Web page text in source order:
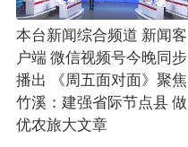
本台新闻综合频道 新闻客
户端 微信视频号今晚同步
播出 《周五面对面》聚焦
竹溪：建强省际节点县 做
优农旅大文章